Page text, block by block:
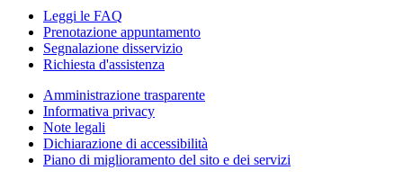
Leggi le FAQ
Prenotazione appuntamento
Segnalazione disservizio
Richiesta d'assistenza
Amministrazione trasparente
Informativa privacy
Note legali
Dichiarazione di accessibilità
Piano di miglioramento del sito e dei servizi